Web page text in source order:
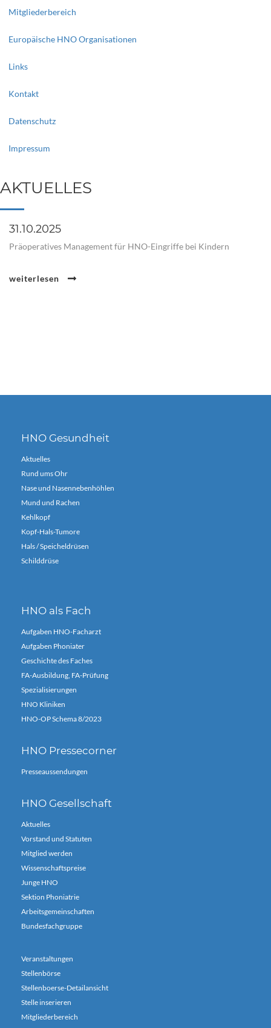
Mitgliederbereich
Europäische HNO Organisationen
Links
Kontakt
Datenschutz
Impressum
AKTUELLES
31.10.2025
Präoperatives Management für HNO-Eingriffe bei Kindern
weiterlesen
HNO Gesundheit
Aktuelles
Rund ums Ohr
Nase und Nasennebenhöhlen
Mund und Rachen
Kehlkopf
Kopf-Hals-Tumore
Hals / Speicheldrüsen
Schilddrüse
HNO als Fach
Aufgaben HNO-Facharzt
Aufgaben Phoniater
Geschichte des Faches
FA-Ausbildung, FA-Prüfung
Spezialisierungen
HNO Kliniken
HNO-OP Schema 8/2023
HNO Pressecorner
Presseaussendungen
HNO Gesellschaft
Aktuelles
Vorstand und Statuten
Mitglied werden
Wissenschaftspreise
Junge HNO
Sektion Phoniatrie
Arbeitsgemeinschaften
Bundesfachgruppe
Veranstaltungen
Stellenbörse
Stellenboerse-Detailansicht
Stelle inserieren
Mitgliederbereich